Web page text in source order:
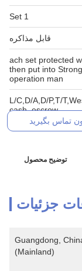
1 Set
قابل مذاکره
ach set protected
then put into
operation man
L/C,D/A,D/P,T/
cash, escrow
تماس بگیرید
توضیح محصول
جزئیات
Guangdong,
(Mainland)